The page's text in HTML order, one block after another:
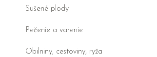
Sušené plody
Pečenie a varenie
Obilniny, cestoviny, ryža